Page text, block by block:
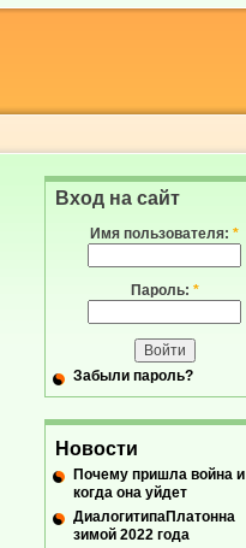
Вход на сайт
Имя пользователя: *
Пароль: *
Забыли пароль?
Новости
Почему пришла война и
когда она уйдет
ДиалогитипаПлатонна
зимой 2022 года